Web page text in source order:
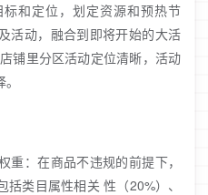
和定位，划定资源和预热节
活动，融合到即将开始的大活
铺里分区活动定位清晰，活动
重：在商品不违规的前提下，
类目属性相关 性（20%）、